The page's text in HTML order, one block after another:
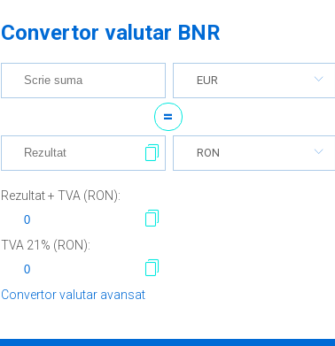
Convertor valutar BNR
EUR
=
RON
Rezultat + TVA (RON):
TVA 21 % (RON):
Convertor valutar avansat